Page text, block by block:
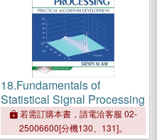
18.Fundamentals of
Statistical Signal Processing
若需訂購本書，請電洽客服 02-
25006600[分機130、131]。